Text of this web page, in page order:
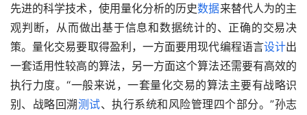
先进的科学技术，使用量化分析的历史数据来替代人为的主
观判断，从而做出基于信息和数据统计的、正确的交易决
策。量化交易要取得盈利，一方面要用现代编程语言设计出
一套适用性较高的算法，另一方面这个算法还需要有高效的
执行力度。“一般来说，一套量化交易的算法主要有战略识
别、战略回溯测试、执行系统和风险管理四个部分。”孙志